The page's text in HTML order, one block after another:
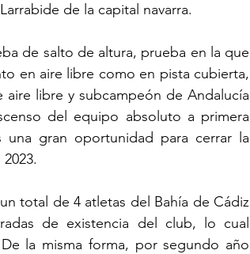
de la capital navarra.
de salto de altura, prueba en la que
en aire libre como en pista cubierta,
libre y subcampeón de Andalucía
del equipo absoluto a primera
gran oportunidad para cerrar la
total de 4 atletas del Bahía de Cádiz
de existencia del club, lo cual
la misma forma, por segundo año